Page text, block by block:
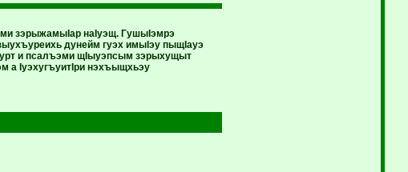
зэрыжамыIар наIуэщ. ГушыIэмрэ
дунейм гуэх имыIэу пыщIауэ
и псалъэми щIыуэпсым зэрыхущыт
а IуэхугъуитIри нэхъыщхьэу